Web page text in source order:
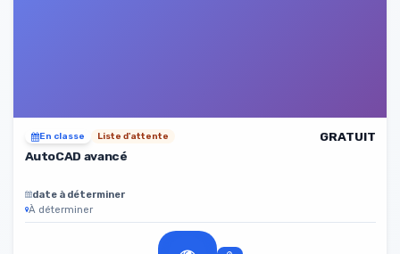
En classe Liste d'attente
GRATUIT
AutoCAD avancé
date à déterminer
À déterminer